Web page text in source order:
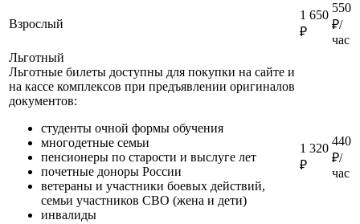
Взрослый
1 650
₽
550
₽/
час
Льготный
Льготные билеты доступны для покупки на сайте и
на кассе комплексов при предъявлении оригиналов
документов:
студенты очной формы обучения
многодетные семьи
пенсионеры по старости и выслуге лет
почетные доноры России
ветераны и участники боевых действий,
семьи участников СВО (жена и дети)
инвалиды
1 320
₽
440
₽/
час